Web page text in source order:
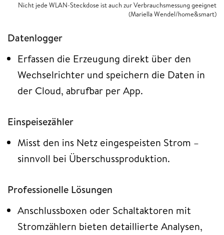
Nicht jede WLAN-Steckdose ist auch zur Verbrauchsmessung geeignet
(Mariella Wendel/home&smart)
Datenlogger
Erfassen die Erzeugung direkt über den
Wechselrichter und speichern die Daten in
der Cloud, abrufbar per App.
Einspeisezähler
Misst den ins Netz eingespeisten Strom –
sinnvoll bei Überschussproduktion.
Professionelle Lösungen
Anschlussboxen oder Schaltaktoren mit
Stromzählern bieten detaillierte Analysen,